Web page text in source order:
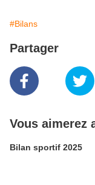
#Bilans
Partager
Vous aimerez
Bilan sportif 2025